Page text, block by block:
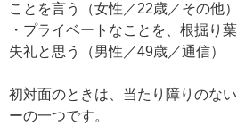
ことを言う（女性／22歳／その他）
・プライベートなことを、根掘り
失礼と思う（男性／49歳／通信）
初対面のときは、当たり障りのな
ーの一つです。